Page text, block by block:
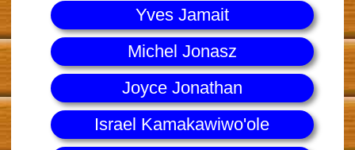
Yves Jamait
Michel Jonasz
Joyce Jonathan
Israel Kamakawiwo'ole